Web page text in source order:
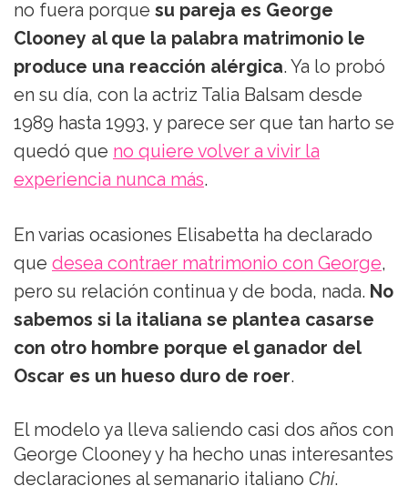
no fuera porque su pareja es George
Clooney al que la palabra matrimonio le
produce una reacción alérgica. Ya lo probó
en su día, con la actriz Talia Balsam desde
1989 hasta 1993, y parece ser que tan harto se
quedó que no quiere volver a vivir la
experiencia nunca más.
En varias ocasiones Elisabetta ha declarado
que desea contraer matrimonio con George,
pero su relación continua y de boda, nada. No
sabemos si la italiana se plantea casarse
con otro hombre porque el ganador del
Oscar es un hueso duro de roer.
El modelo ya lleva saliendo casi dos años con
George Clooney y ha hecho unas interesantes
declaraciones al semanario italiano Chi.